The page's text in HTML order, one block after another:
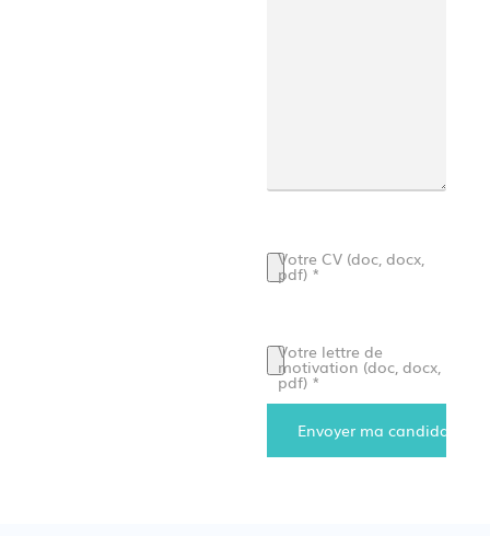
Votre CV (doc, docx,
pdf) *
Votre lettre de
motivation (doc, docx,
pdf) *